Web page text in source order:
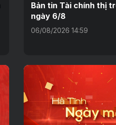
Bản tin Tài chính thị
ngày 6/8
06/08/2026 14:59